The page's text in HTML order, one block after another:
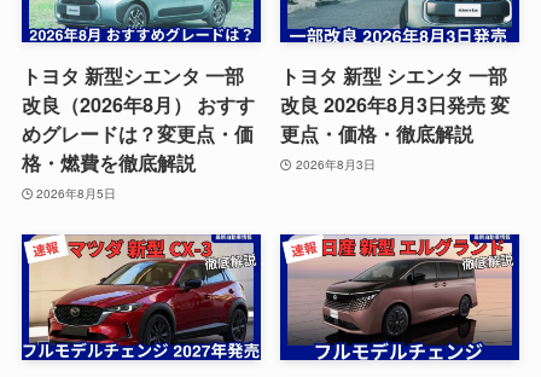
トヨタ 新型シエンタ 一部
改良（2026年8月） おすす
めグレードは？変更点・価
格・燃費を徹底解説
2026年8月5日
トヨタ 新型 シエンタ 一部
改良 2026年8月3日発売 変
更点・価格・徹底解説
2026年8月3日